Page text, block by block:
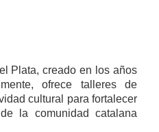
Plata, creado en los años
ofrece talleres de
cultural para fortalecer
la comunidad catalana